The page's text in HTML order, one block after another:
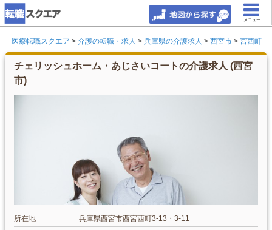
メニュー
医療転職スクエア > 介護の転職・求人 > 兵庫県の介護求人 > 西宮市 > 宮西町
チェリッシュホーム・あじさいコートの介護求人 (西宮
市)
所在地 兵庫県西宮市西宮西町3-13・3-11